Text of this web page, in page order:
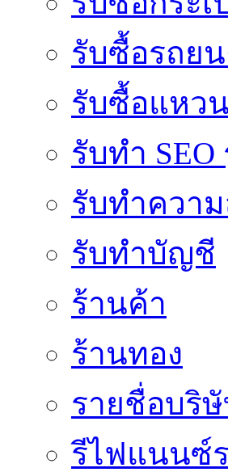
รับซื้อรถย
รับซื้อแหว
รับทำ
รับทำควา
รับทำบัญชี
ร้านค้า
ร้านทอง
รายชื่อบริ
รีไฟแนนซ์